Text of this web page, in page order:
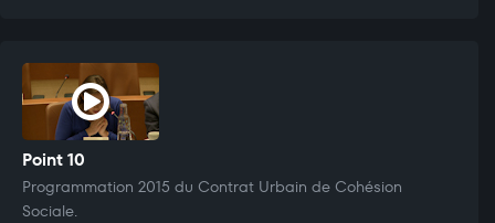
Point 10
Programmation 2015 du Contrat Urbain de Cohésion
Sociale.